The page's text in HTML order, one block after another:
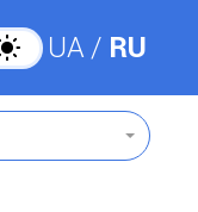
UA RU